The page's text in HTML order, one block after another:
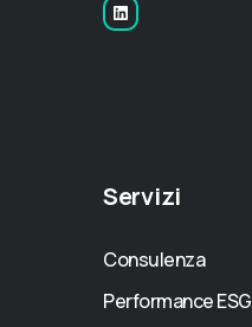
Servizi
Consulenza
Performance ESG